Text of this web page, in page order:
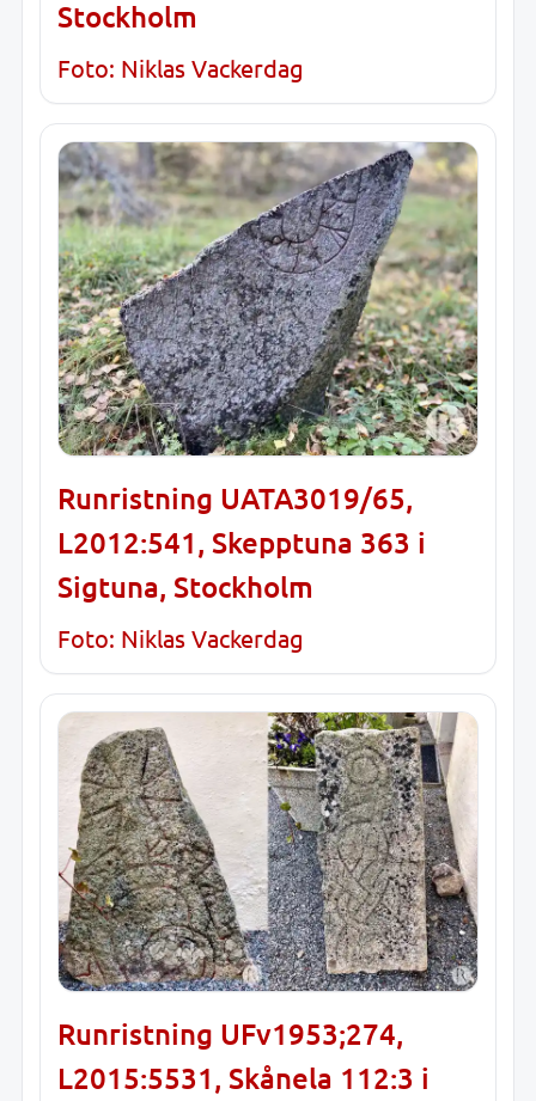
Stockholm
Foto: Niklas Vackerdag
Runristning UATA3019/65,
L2012:541, Skepptuna 363 i
Sigtuna, Stockholm
Foto: Niklas Vackerdag
Runristning UFv1953;274,
L2015:5531, Skånela 112:3 i